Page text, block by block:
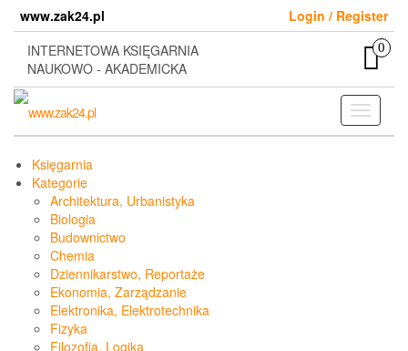
content
www.zak24.pl
Login / Register
INTERNETOWA KSIĘGARNIA
NAUKOWO - AKADEMICKA
0
Toggle
Księgarnia
Kategorie
Architektura, Urbanistyka
Biologia
Budownictwo
Chemia
Dziennikarstwo, Reportaże
Ekonomia, Zarządzanie
Elektronika, Elektrotechnika
Fizyka
Filozofia, Logika